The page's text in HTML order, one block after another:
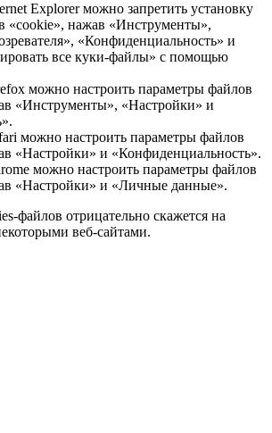
Explorer можно запретить установку
«cookie», нажав «Инструменты»,
«Конфиденциальность» и
все куки-файлы» с помощью
можно настроить параметры файлов
«Инструменты», «Настройки» и
можно настроить параметры файлов
«Настройки» и «Конфиденциальность».
можно настроить параметры файлов
«Настройки» и «Личные данные».
файлов отрицательно скажется на
веб-сайтами.